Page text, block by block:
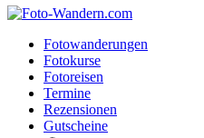
Fotowanderungen
Fotokurse
Fotoreisen
Termine
Rezensionen
Gutscheine